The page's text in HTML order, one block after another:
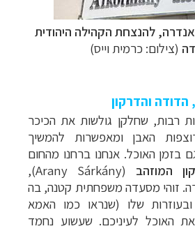
להנצחת הקהילה היהודית
(צילום: כרמית וייס)
והדרקון
רבות, שחלקן גולשות את הכיכר
האבן ומאפשרות להמשיך
בזמן האוכל. אנחנו ברחנו מהחום
המוזהב (
Arany Sárkány
),
זוהי מסעדה משפחתית קטנה, בה
שלו (שנראו כמו האמא
את האוכל לעיניכם. שעשוע נחמד